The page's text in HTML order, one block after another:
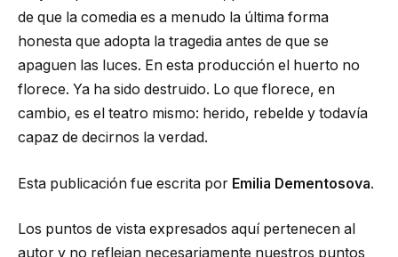
de que la comedia es a menudo la última forma
honesta que adopta la tragedia antes de que se
apaguen las luces. En esta producción el huerto no
florece. Ya ha sido destruido. Lo que florece, en
cambio, es el teatro mismo: herido, rebelde y todavía
capaz de decirnos la verdad.
Esta publicación fue escrita por Emilia Dementosova.
Los puntos de vista expresados ​​aquí pertenecen al
autor y no reflejan necesariamente nuestros puntos